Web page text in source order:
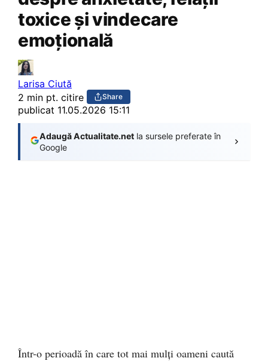
toxice și vindecare
emoțională
Larisa Ciută
2 min pt. citire
Share
publicat 11.05.2026 15:11
Adaugă Actualitate.net la sursele preferate în
Google
Într-o perioadă în care tot mai mulți oameni caută